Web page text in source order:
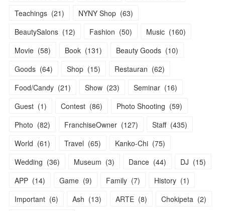
Teachings (21) NYNY Shop (63)
BeautySalons (12) Fashion (50) Music (160)
Movie (58) Book (131) Beauty Goods (10)
Goods (64) Shop (15) Restauran (62)
Food/Candy (21) Show (23) Seminar (16)
Guest (1) Contest (86) Photo Shooting (59)
Photo (82) FranchiseOwner (127) Staff (435)
World (61) Travel (65) Kanko-Chi (75)
Wedding (36) Museum (3) Dance (44) DJ (15)
APP (14) Game (9) Family (7) History (1)
Important (6) Ash (13) ARTE (8) Chokipeta (2)